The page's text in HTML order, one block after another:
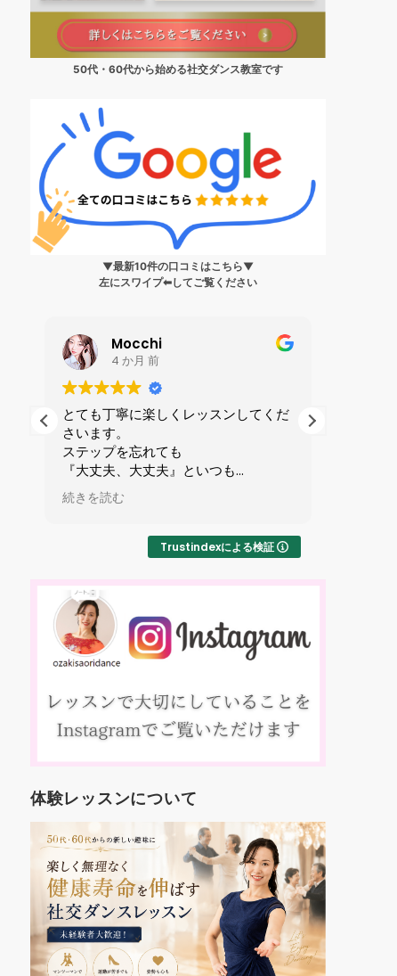
50代・60代から始める社交ダンス教室です
▼最新10件の口コミはこちら▼
左にスワイプ⬅︎してご覧ください
Mocchi
4 か月 前
とても丁寧に楽しくレッスンしてくだ
さいます。
ステップを忘れても
『大丈夫、大丈夫』といつも
励ましてくれる優しい先生です。
マンツーマンレッスンで1時間が
続きを読む
Trustindexによる検証
体験レッスンについて